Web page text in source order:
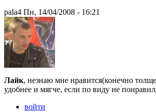
pala4 Пн, 14/04/2008 - 16:21
Лайк, незнаю мне нравится(конечно
удобнее и мягче, если по виду не
войти